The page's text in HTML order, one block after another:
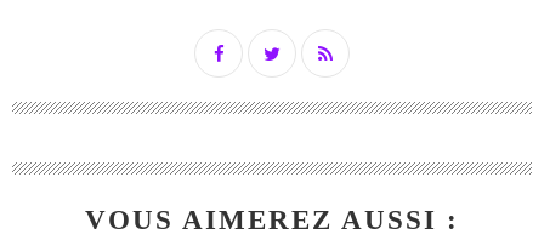
VOUS AIMEREZ AUSSI :